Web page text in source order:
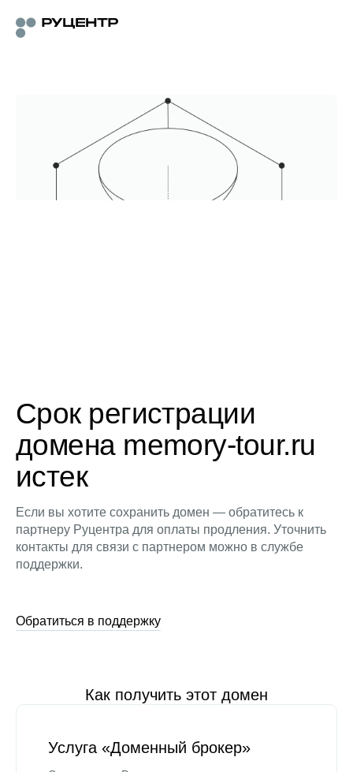
Срок регистрации
домена memory-tour.ru
истек
Если вы хотите сохранить домен — обратитесь к
партнеру Руцентра для оплаты продления. Уточнить
контакты для связи с партнером можно в службе
поддержки.
Обратиться в поддержку
Как получить этот домен
Услуга «Доменный брокер»